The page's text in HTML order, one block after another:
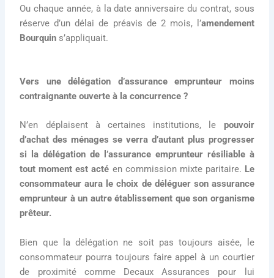
Ou chaque année, à la date anniversaire du contrat, sous
réserve d’un délai de préavis de 2 mois, l’amendement
Bourquin s’appliquait.
Vers une délégation d’assurance emprunteur moins
contraignante ouverte à la concurrence ?
N’en déplaisent à certaines institutions, le pouvoir
d’achat des ménages se verra d’autant plus progresser
si la délégation de l’assurance emprunteur résiliable à
tout moment est acté en commission mixte paritaire. Le
consommateur aura le choix de déléguer son assurance
emprunteur à un autre établissement que son organisme
prêteur.
Bien que la délégation ne soit pas toujours aisée, le
consommateur pourra toujours faire appel à un courtier
de proximité comme Decaux Assurances pour lui